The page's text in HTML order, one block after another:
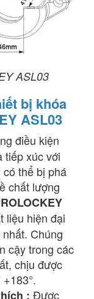
ASL03
bị khóa
ASL03
điều kiện
tiếp xúc với
thể bị phá
chất lượng
liệu hiện đại
Chúng
cậy trong các
chịu được
: Được